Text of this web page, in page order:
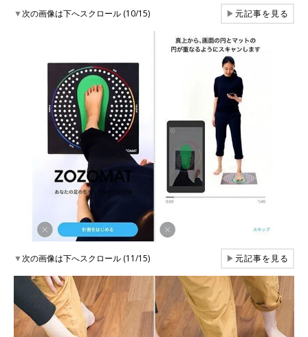
▼次の画像は下へスクロール (10/15) ▶元記事を見る
▼次の画像は下へスクロール (11/15) ▶元記事を見る